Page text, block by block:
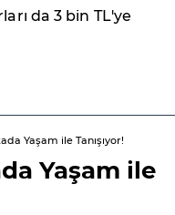
da 3 bin TL'ye
Yaşam ile Tanışıyor!
Yaşam ile